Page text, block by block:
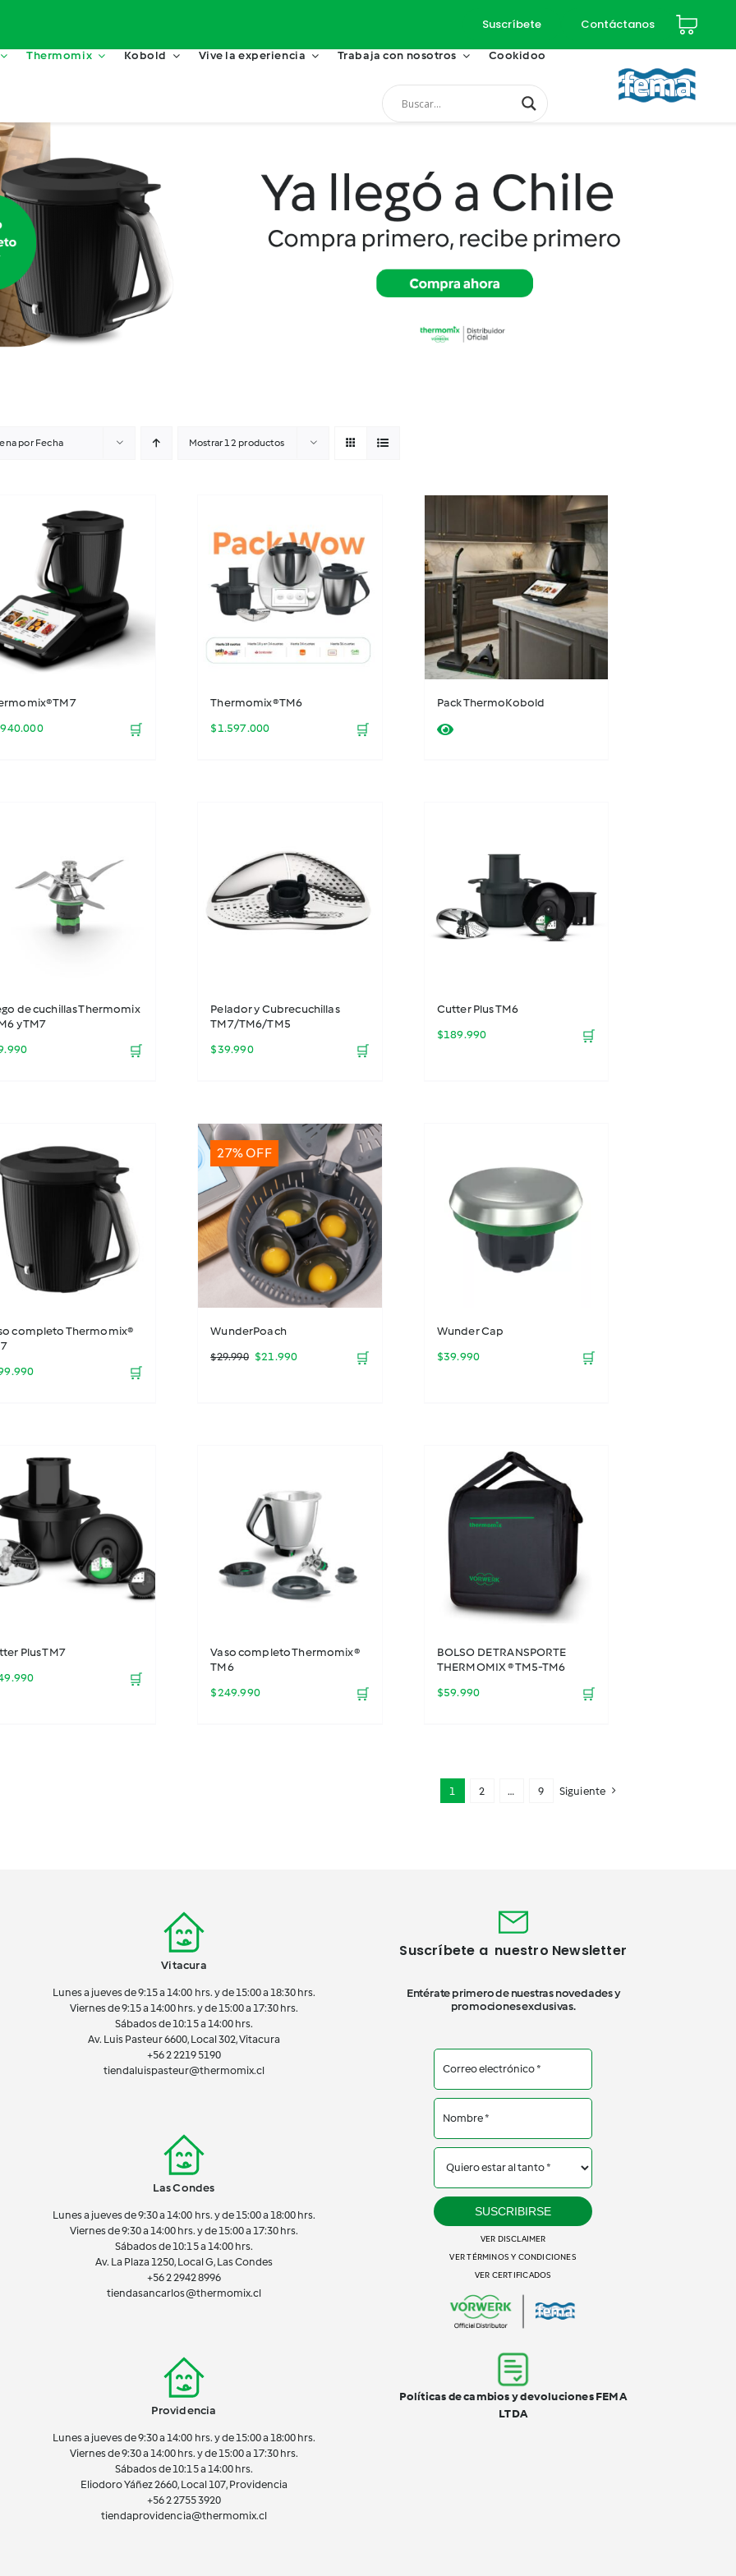
Suscríbete Contáctanos
Thermomix Kobold Vive la experiencia Trabaja con nosotros Cookidoo
porFecha Mostrar12 productos
TM7
🛒
Thermomix® TM6
$1.597.000 🛒
Pack ThermoKobold
de cuchillas Thermomix
y TM7
🛒
Pelador y Cubrecuchillas
TM7/TM6/TM5
$39.990 🛒
Cutter Plus TM6
$189.990 🛒
completo Thermomix®
🛒
27% OFF
WunderPoach
$29.990 El
$21.990El 🛒
Wunder Cap
$39.990 🛒
Plus TM7
🛒
Vaso completo Thermomix®
TM6
$249.990 🛒
BOLSO DE TRANSPORTE
THERMOMIX ® TM5-TM6
$59.990 🛒
1 2 … 9 Siguiente
Vitacura
Lunes a jueves de 9:15 a 14:00 hrs. y de 15:00 a 18:30 hrs.
Viernes de 9:15 a 14:00 hrs. y de 15:00 a 17:30 hrs.
Sábados de 10:15 a 14:00 hrs.
Av. Luis Pasteur 6600, Local 302, Vitacura
+56 2 2219 5190
tiendaluispasteur@thermomix.cl
Las Condes
Lunes a jueves de 9:30 a 14:00 hrs. y de 15:00 a 18:00 hrs.
Viernes de 9:30 a 14:00 hrs. y de 15:00 a 17:30 hrs.
Sábados de 10:15 a 14:00 hrs.
Av. La Plaza 1250, Local G, Las Condes
+56 2 2942 8996
tiendasancarlos@thermomix.cl
Providencia
Lunes a jueves de 9:30 a 14:00 hrs. y de 15:00 a 18:00 hrs.
Viernes de 9:30 a 14:00 hrs. y de 15:00 a 17:30 hrs.
Sábados de 10:15 a 14:00 hrs.
Eliodoro Yáñez 2660, Local 107, Providencia
+56 2 2755 3920
tiendaprovidencia@thermomix.cl
Suscríbete a nuestro Newsletter
Entérate primero de nuestras novedades y
promociones exclusivas.
SUSCRIBIRSE
VER DISCLAIMER
VER TÉRMINOS Y CONDICIONES
VER CERTIFICADOS
Políticas de cambios y devoluciones FEMA
LTDA